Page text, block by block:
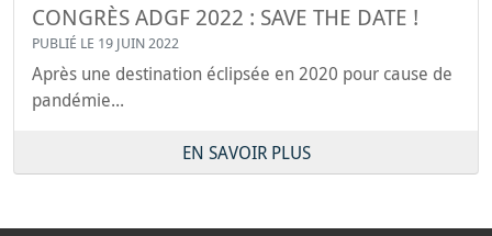
CONGRÈS ADGF 2022 : SAVE THE DATE !
PUBLIÉ LE 19 JUIN 2022
Après une destination éclipsée en 2020 pour cause de
pandémie...
EN SAVOIR PLUS